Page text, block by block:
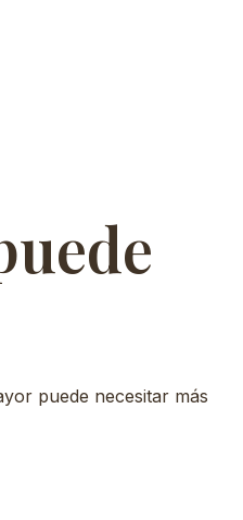
puede necesitar más